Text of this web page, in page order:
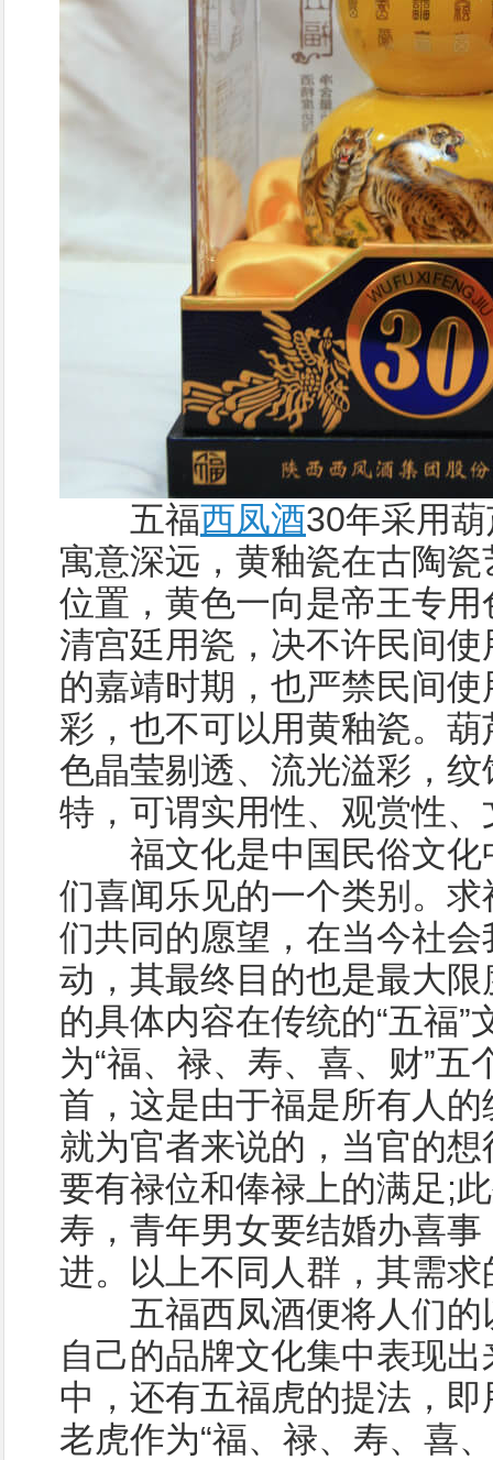
五福西凤酒30年采用
寓意深远，黄釉瓷在古陶
位置，黄色一向是帝王专
清宫廷用瓷，决不许民间
的嘉靖时期，也严禁民间
彩，也不可以用黄釉瓷。
色晶莹剔透、流光溢彩，
特，可谓实用性、观赏性
福文化是中国民俗文化
们喜闻乐见的一个类别。
们共同的愿望，在当今社
动，其最终目的也是最大
的具体内容在传统的“五福”
为“福、禄、寿、喜、财”五
首，这是由于福是所有人
就为官者来说的，当官的
要有禄位和俸禄上的满足;
寿，青年男女要结婚办喜
进。以上不同人群，其需
五福西凤酒便将人们的
自己的品牌文化集中表现
中，还有五福虎的提法，
老虎作为“福、禄、寿、喜